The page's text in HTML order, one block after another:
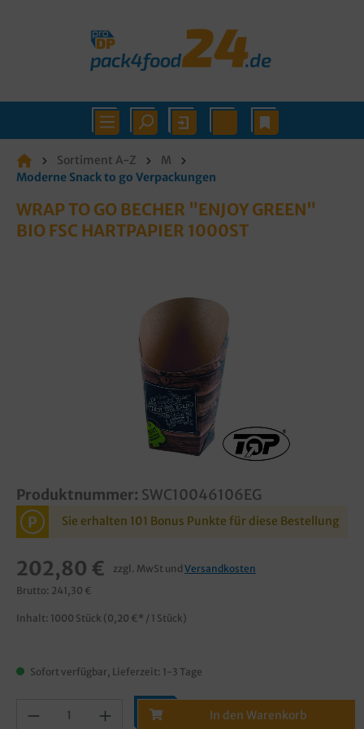
Sortiment A-Z
M
Moderne Snack to go Verpackungen
WRAP TO GO BECHER "ENJOY GREEN"
BIO FSC HARTPAPIER 1000ST
Produktnummer: SWC10046106EG
P Sie erhalten 101 Bonus Punkte für diese Bestellung
202,80 € zzgl. MwSt und Versandkosten
Brutto: 241,30 €
Inhalt: 1000 Stück (0,20 €* / 1 Stück)
Sofort verfügbar, Lieferzeit: 1-3 Tage
In den Warenkorb